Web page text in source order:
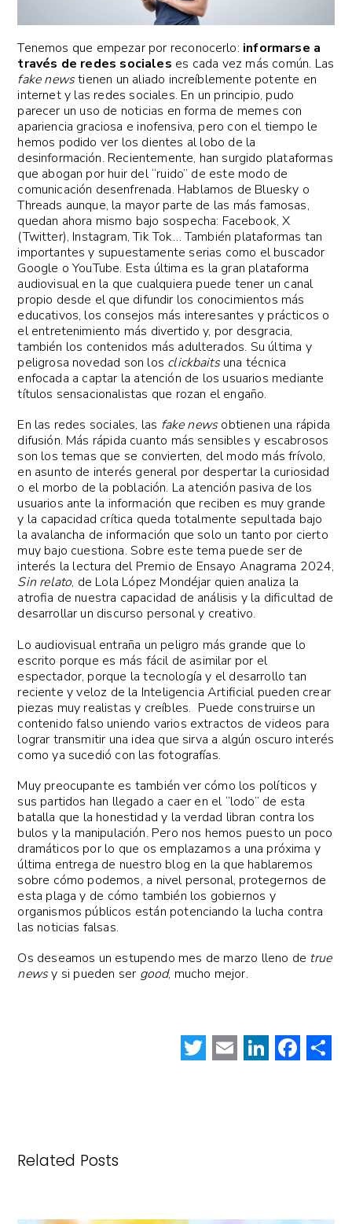
Tenemos que empezar por reconocerlo: informarse a
través de redes sociales es cada vez más común. Las
fake newstienen un aliado increíblemente potente en
internet y las redes sociales. En un principio, pudo
parecer un uso de noticias en forma de memes con
apariencia graciosa e inofensiva, pero con el tiempo le
hemos podido ver los dientes al lobo de la
desinformación. Recientemente, han surgido plataformas
que abogan por huir del “ruido” de este modo de
comunicación desenfrenada. Hablamos de Bluesky o
Threads aunque, la mayor parte de las más famosas,
quedan ahora mismo bajo sospecha: Facebook, X
(Twitter), Instagram, Tik Tok… También plataformas tan
importantes y supuestamente serias como el buscador
Google o YouTube. Esta última es la gran plataforma
audiovisual en la que cualquiera puede tener un canal
propio desde el que difundir los conocimientos más
educativos, los consejos más interesantes y prácticos o
el entretenimiento más divertido y, por desgracia,
también los contenidos más adulterados. Su última y
peligrosa novedad son los clickbaitsuna técnica
enfocada a captar la atención de los usuarios mediante
títulos sensacionalistas que rozan el engaño.
En las redes sociales, las fake newsobtienen una rápida
difusión. Más rápida cuanto más sensibles y escabrosos
son los temas que se convierten, del modo más frívolo,
en asunto de interés general por despertar la curiosidad
o el morbo de la población. La atención pasiva de los
usuarios ante la información que reciben es muy grande
y la capacidad crítica queda totalmente sepultada bajo
la avalancha de información que solo un tanto por cierto
muy bajo cuestiona. Sobre este tema puede ser de
interés la lectura del Premio de Ensayo Anagrama 2024,
Sin relato, de Lola López Mondéjar quien analiza la
atrofia de nuestra capacidad de análisis y la dificultad de
desarrollar un discurso personal y creativo.
Lo audiovisual entraña un peligro más grande que lo
escrito porque es más fácil de asimilar por el
espectador, porque la tecnología y el desarrollo tan
reciente y veloz de la Inteligencia Artificial pueden crear
piezas muy realistas y creíbles. Puede construirse un
contenido falso uniendo varios extractos de videos para
lograr transmitir una idea que sirva a algún oscuro interés
como ya sucedió con las fotografías.
Muy preocupante es también ver cómo los políticos y
sus partidos han llegado a caer en el “lodo” de esta
batalla que la honestidad y la verdad libran contra los
bulos y la manipulación. Pero nos hemos puesto un poco
dramáticos por lo que os emplazamos a una próxima y
última entrega de nuestro blog en la que hablaremos
sobre cómo podemos, a nivel personal, protegernos de
esta plaga y de cómo también los gobiernos y
organismos públicos están potenciando la lucha contra
las noticias falsas.
Os deseamos un estupendo mes de marzo lleno de true
newsy si pueden ser good, mucho mejor.
T E Li F
Related Posts